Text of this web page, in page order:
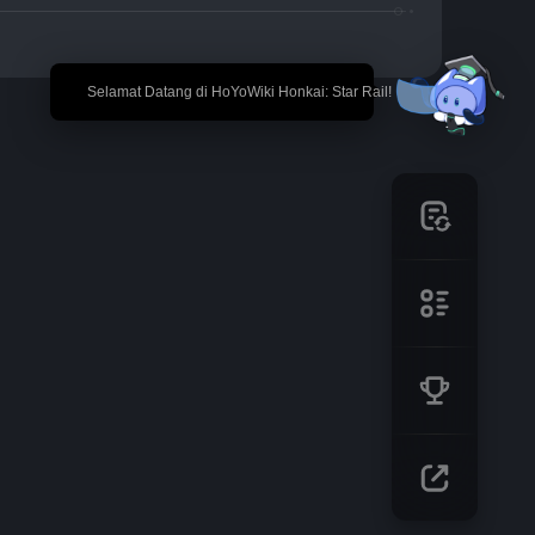
🎉 Selamat Datang di HoYoWiki Honkai: Star Rail!